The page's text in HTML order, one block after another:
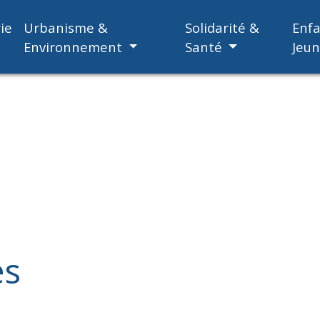
Urbanisme &
Environnement
Solidarité &
Santé